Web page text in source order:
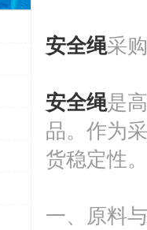
安全绳采
安全绳是
品。作为
货稳定性
一、原料